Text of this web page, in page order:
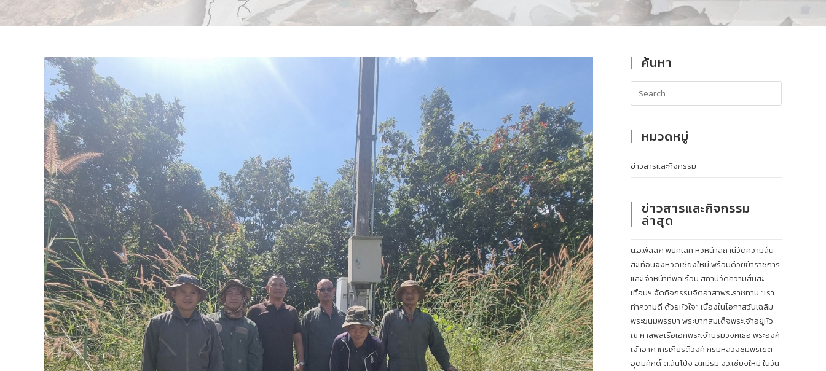
ค้นหา
หมวดหมู่
ข่าวสารและกิจกรรม
ข่าวสารและกิจกรรม
ล่าสุด
น.อ.พัลลภ พยัคเลิศ หัวหน้าสถานีวัดความสั่น
สะเทือนจังหวัดเชียงใหม่ พร้อมด้วยข้าราชการ
และเจ้าหน้าที่พลเรือน สถานีวัดความสั่นสะ
เทือนฯ จัดกิจกรรมจิตอาสาพระราชทาน “เรา
ทำความดี ด้วยหัวใจ” เนื่องในโอกาสวันเฉลิม
พระชนมพรรษา พระบาทสมเด็จพระเจ้าอยู่หัว
ณ ศาลพลเรือเอกพระเจ้าบรมวงศ์เธอ พระองค์
เจ้าอาภากรเกียรติวงศ์ กรมหลวงชุมพรเขต
อุดมศักดิ์ ต.สันโป่ง อ.แม่ริม จว.เชียงใหม่ ในวัน